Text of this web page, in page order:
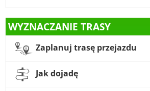
WYZNACZANIE TRASY
Zaplanuj trasę przejazdu
Jak dojadę